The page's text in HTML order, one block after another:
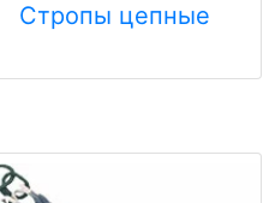
Стропы цепные